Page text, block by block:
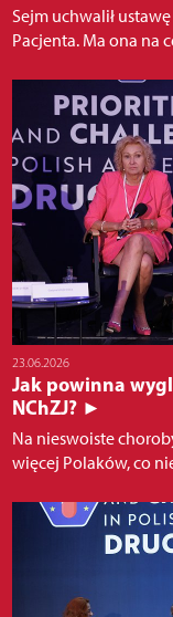
Sejm uchwalił
Pacjenta. Ma ona na
23.06.2026
Jak powinna
NChZJ? ►
Na nieswoiste
więcej Polaków, co